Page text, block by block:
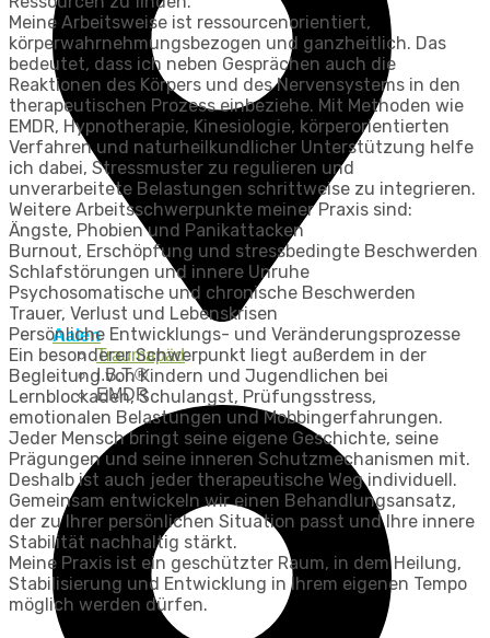
Aalen
Traumapäd
I.B.T.®
EMDR
Meine Arbeitsweise ist ressourcenorientiert,
körperwahrnehmungsbezogen und ganzheitlich. Das
bedeutet, dass ich neben Gesprächen auch die
Reaktionen des Körpers und des Nervensystems in den
therapeutischen Prozess einbeziehe. Mit Methoden wie
EMDR, Hypnotherapie, Kinesiologie, körperorientierten
Verfahren und naturheilkundlicher Unterstützung helfe
ich dabei, Stressmuster zu regulieren und
unverarbeitete Belastungen schrittweise zu integrieren.
Weitere Arbeitsschwerpunkte meiner Praxis sind:
Ängste, Phobien und Panikattacken
Burnout, Erschöpfung und stressbedingte Beschwerden
Schlafstörungen und innere Unruhe
Psychosomatische und chronische Beschwerden
Trauer, Verlust und Lebenskrisen
Persönliche Entwicklungs- und Veränderungsprozesse
Ein besonderer Schwerpunkt liegt außerdem in der
Begleitung von Kindern und Jugendlichen bei
Lernblockaden, Schulangst, Prüfungsstress,
emotionalen Belastungen und Mobbingerfahrungen.
Jeder Mensch bringt seine eigene Geschichte, seine
Prägungen und seine inneren Schutzmechanismen mit.
Deshalb ist auch jeder therapeutische Weg individuell.
Gemeinsam entwickeln wir einen Behandlungsansatz,
der zu Ihrer persönlichen Situation passt und Ihre innere
Stabilität nachhaltig stärkt.
Meine Praxis ist ein geschützter Raum, in dem Heilung,
Stabilisierung und Entwicklung in Ihrem eigenen Tempo
möglich werden dürfen.